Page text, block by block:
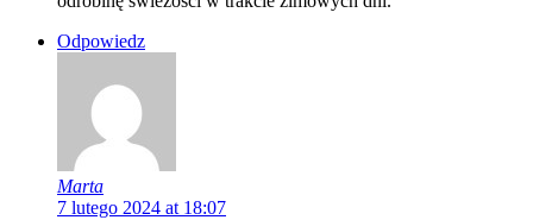
Odpowiedz
Marta
7 lutego 2024 at 18:07